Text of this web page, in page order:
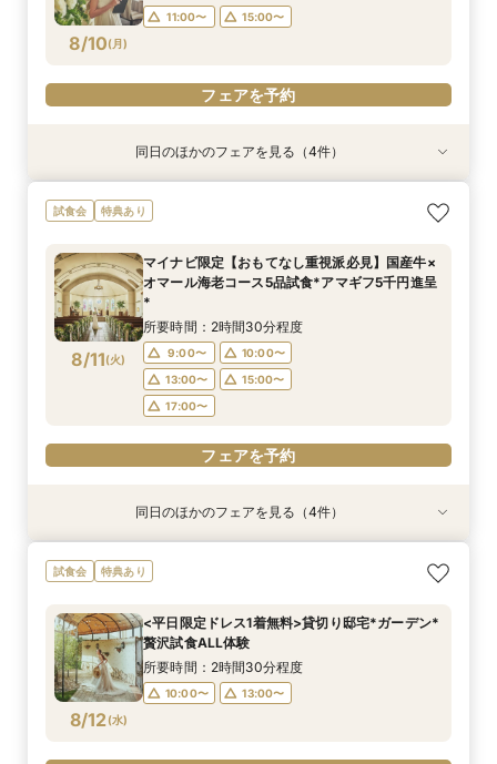
18:00〜
18:00〜
18:00〜
18:00〜
8/10(月)
11:00〜 15:00〜
フェアを予約
特典あり
8/10(月)
19時までの来館でOK！お仕事帰りに◎無料試食
×見積もり相談会
17:00〜
18:00〜
フェアを予約
8/10(月)
会費制ウェディング相談会｜気軽に、でもちゃん
と叶う結婚式
11:00〜 15:00〜
フェアを予約
8/10(月)
【効率的に見学＆相談】60分フェア＊次回使え
る試食チケット付
11:00〜 15:00〜
フェアを予約
特典あり
8/10(月)
【ご家族で叶える素敵なWeddingを】少人数W
相談会
11:00〜 15:00〜
フェアを予約
同日のほかのフェアを見る（4件）
試食会 特典あり
8/11(火)
マイナビ限定【おもてなし重視派必見】国産牛×
オマール海老コース5品試食*アマギフ5千円進呈
*
所要時間：2時間30分程度
9:00〜
10:00〜
13:00〜
15:00〜
17:00〜
フェアを予約
特典あり
8/11(火
マイナビ限定＼初見学に◎／アマギフ5千円進呈*
挙式プレゼント&最大100万優待*
9:00〜
10:00〜
13:00〜
15:00〜
17:00〜
特典あり
8/11(火
【愛犬と叶える】リングドッグ相談会×1日1組貸
切体験フェア
9:00〜
10:00〜
13:00〜
15:00〜
17:00〜
特典あり
8/11(火
【少人数婚ご検討の方】5品無料試食×料理ラン
クアップ特典付*
9:00〜
10:00〜
13:00〜
15:00〜
17:00〜
特典あり
8/11(火
*後悔しない見積比較*2件目見学大歓迎｜15大特
典×絶品試食付
9:00〜
10:00〜
13:00〜
15:00〜
17:00〜
同日のほかのフェアを見る（4件）
試食会 特典あり
8/12(水)
<平日限定ドレス1着無料>貸切り邸宅*ガーデン*
贅沢試食ALL体験
所要時間：2時間30分程度
10:00〜 13:00〜